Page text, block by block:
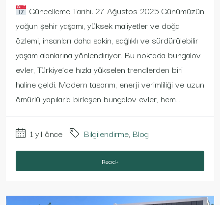
Güncelleme Tarihi: 27 Ağustos 2025 Günümüzün
yoğun şehir yaşamı, yüksek maliyetler ve doğa
özlemi, insanları daha sakin, sağlıklı ve sürdürülebilir
yaşam alanlarına yönlendiriyor. Bu noktada bungalov
evler, Türkiye’de hızla yükselen trendlerden biri
haline geldi. Modern tasarım, enerji verimliliği ve uzun
ömürlü yapılarla birleşen bungalov evler, hem...
1 yıl önce Bilgilendirme, Blog
Read+